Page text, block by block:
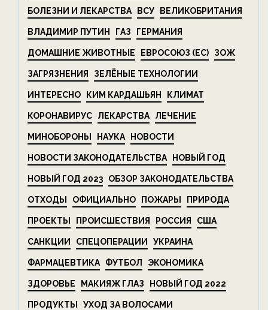
БОЛЕЗНИ И ЛЕКАРСТВА ВСУ ВЕЛИКОБРИТАНИЯ
ВЛАДИМИР ПУТИН ГАЗ ГЕРМАНИЯ
ДОМАШНИЕ ЖИВОТНЫЕ ЕВРОСОЮЗ (ЕС) ЗОЖ
ЗАГРЯЗНЕНИЯ ЗЕЛЁНЫЕ ТЕХНОЛОГИИ
ИНТЕРЕСНО КИМ КАРДАШЬЯН КЛИМАТ
КОРОНАВИРУС ЛЕКАРСТВА ЛЕЧЕНИЕ
МИНОБОРОНЫ НАУКА НОВОСТИ
НОВОСТИ ЗАКОНОДАТЕЛЬСТВА НОВЫЙ ГОД
НОВЫЙ ГОД 2023 ОБЗОР ЗАКОНОДАТЕЛЬСТВА
ОТХОДЫ ОФИЦИАЛЬНО ПОЖАРЫ ПРИРОДА
ПРОЕКТЫ ПРОИСШЕСТВИЯ РОССИЯ США
САНКЦИИ СПЕЦОПЕРАЦИИ УКРАИНА
ФАРМАЦЕВТИКА ФУТБОЛ ЭКОНОМИКА
ЗДОРОВЬЕ МАКИЯЖ ГЛАЗ НОВЫЙ ГОД 2022
ПРОДУКТЫ УХОД ЗА ВОЛОСАМИ